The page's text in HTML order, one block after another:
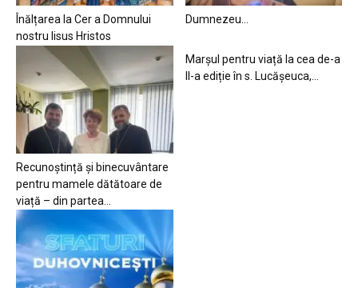
Înălțarea la Cer a Domnului
nostru Iisus Hristos
Dumnezeu…
Recunoștință și binecuvântare
pentru mamele dătătoare de
viață – din partea...
Marșul pentru viață la cea de-a
II-a ediție în s. Lucășeuca,...